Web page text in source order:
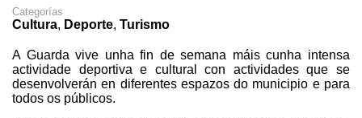
Categorías
Cultura, Deporte, Turismo
A Guarda vive unha fin de semana máis cunha intensa
actividade deportiva e cultural con actividades que se
desenvolverán en diferentes espazos do municipio e para
todos os públicos.